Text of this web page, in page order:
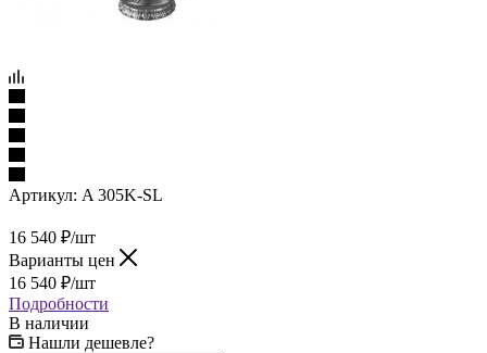
Артикул: A 305K-SL
16 540 ₽/шт
Варианты цен
16 540 ₽/шт
Подробности
В наличии
Нашли дешевле?